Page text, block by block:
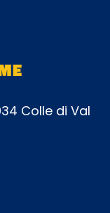
Colle di Val